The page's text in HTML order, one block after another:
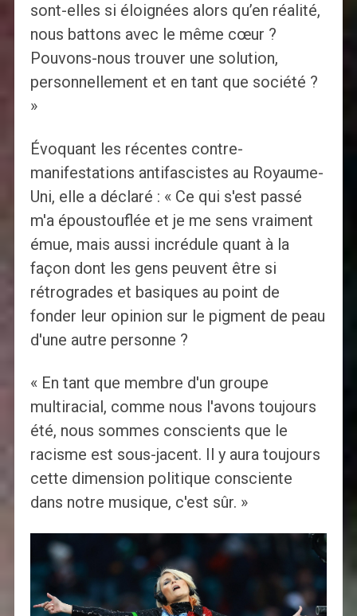
sont-elles si éloignées alors qu’en réalité,
nous battons avec le même cœur ?
Pouvons-nous trouver une solution,
personnellement et en tant que société ?
»
Évoquant les récentes contre-
manifestations antifascistes au Royaume-
Uni, elle a déclaré : « Ce qui s'est passé
m'a époustouflée et je me sens vraiment
émue, mais aussi incrédule quant à la
façon dont les gens peuvent être si
rétrogrades et basiques au point de
fonder leur opinion sur le pigment de peau
d'une autre personne ?
« En tant que membre d'un groupe
multiracial, comme nous l'avons toujours
été, nous sommes conscients que le
racisme est sous-jacent. Il y aura toujours
cette dimension politique consciente
dans notre musique, c'est sûr. »